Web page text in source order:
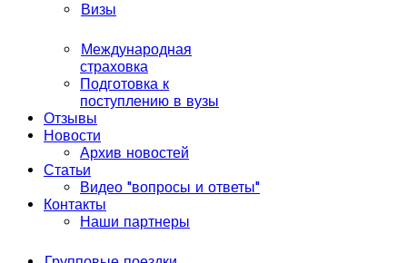
Визы
Международная
страховка
Подготовка к
поступлению в вузы
Отзывы
Новости
Архив новостей
Статьи
Видео "вопросы и ответы"
Контакты
Наши партнеры